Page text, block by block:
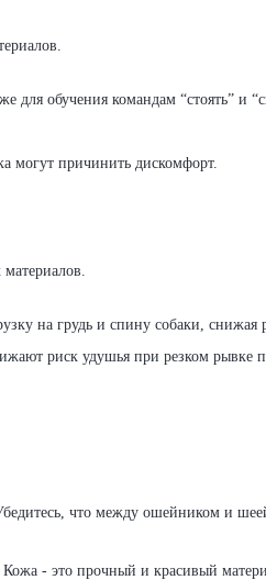
обучения командам “стоять” и
могут причинить дискомфорт.
на грудь и спину собаки,
риск удушья при резком рывке
что между ошейником и
- это прочный и красивый